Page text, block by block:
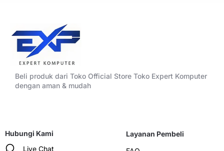
Beli produk dari Toko Official Store Toko Expert Komputer
dengan aman & mudah
Hubungi Kami
Live Chat
Layanan Pembeli